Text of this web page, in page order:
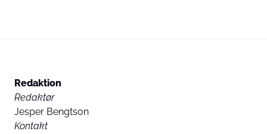
Redaktion
Redaktør
Jesper Bengtson
Kontakt